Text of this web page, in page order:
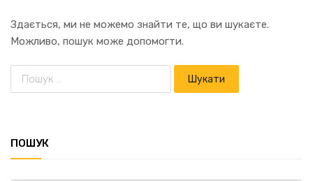
Здається, ми не можемо знайти те, що ви шукаєте.
Можливо, пошук може допомогти.
ПОШУК